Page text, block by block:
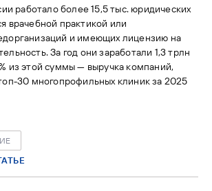
работало более 15,5 тыс. юридических
врачебной практикой или
и имеющих лицензию на
За год они заработали 1,3 трлн
из этой суммы — выручка компаний,
30 многопрофильных клиник за 2025